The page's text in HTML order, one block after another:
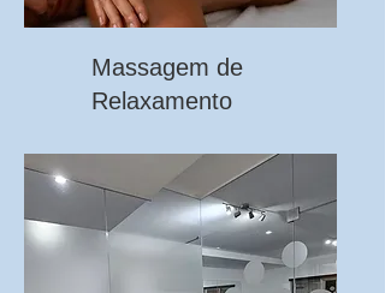
Massagem de
Relaxamento